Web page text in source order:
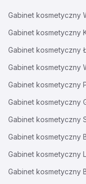
Gabinet kosmetyczny
Gabinet kosmetyczny
Gabinet kosmetyczny
Gabinet kosmetyczny
Gabinet kosmetyczny
Gabinet kosmetyczny
Gabinet kosmetyczny
Gabinet kosmetyczny
Gabinet kosmetyczny
Gabinet kosmetyczny